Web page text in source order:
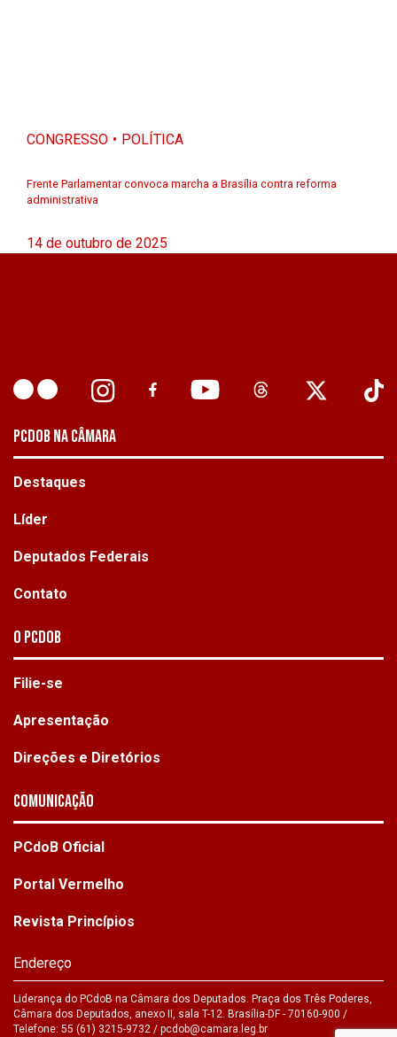
CONGRESSO POLÍTICA
Frente Parlamentar convoca marcha a Brasília contra reforma
administrativa
14 de outubro de 2025
PCDOB NA CÂMARA
Destaques
Líder
Deputados Federais
Contato
O PCdoB
Filie-se
Apresentação
Direções e Diretórios
Comunicação
PCdoB Oficial
Portal Vermelho
Revista Princípios
Endereço
Liderança do PCdoB na Câmara dos Deputados. Praça dos Três Poderes,
Câmara dos Deputados, anexo II, sala T-12. Brasília-DF - 70160-900 /
Telefone: 55 (61) 3215-9732 / pcdob@camara.leg.br